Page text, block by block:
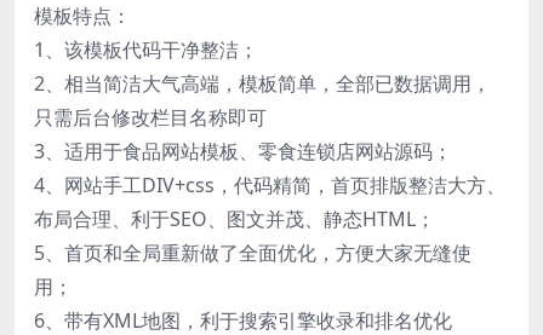
模板特点：
1、该模板代码干净整洁；
2、相当简洁大气高端，模板简单，全部已数据调用，
只需后台修改栏目名称即可
3、适用于食品网站模板、零食连锁店网站源码；
4、网站手工DIV+css，代码精简，首页排版整洁大方、
布局合理、利于SEO、图文并茂、静态HTML；
5、首页和全局重新做了全面优化，方便大家无缝使
用；
6、带有XML地图，利于搜索引擎收录和排名优化